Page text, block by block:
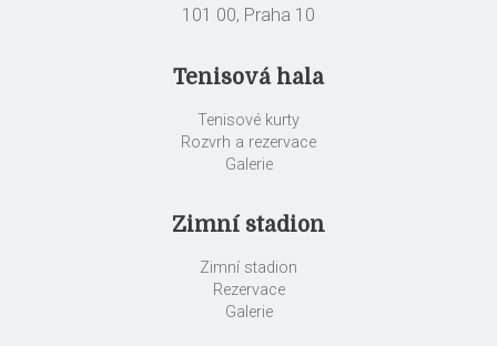
101 00, Praha 10
Tenisová hala
Tenisové kurty
Rozvrh a rezervace
Galerie
Zimní stadion
Zimní stadion
Rezervace
Galerie